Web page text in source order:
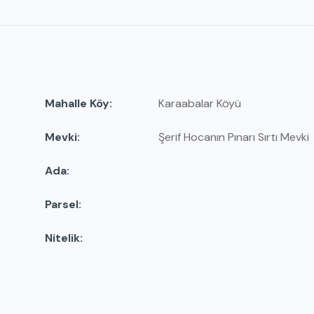
Mahalle Köy Karaabalar Köyü
Mevki Şerif Hocanın Pınarı Sırtı Mevki
Ada
Parsel
Nitelik